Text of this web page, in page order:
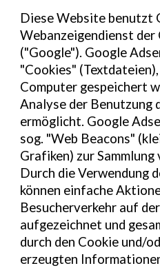
Diese Website benutzt
Webanzeigendienst der
("Google"). Google
"Cookies"
Computer gespeichert
Analyse der Benutzung
ermöglicht. Google
sog. "Web Beacons"
Grafiken) zur
Durch die Verwendung
können einfache
Besucherverkehr auf
aufgezeichnet und
durch den Cookie und/
erzeugten